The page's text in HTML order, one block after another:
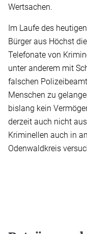
Wertsachen.
Im Laufe des
Bürger aus Höchst
Telefonate von
unter anderem mit
falschen
Menschen zu
bislang kein
derzeit auch nicht
Kriminellen auch in
Odenwaldkreis